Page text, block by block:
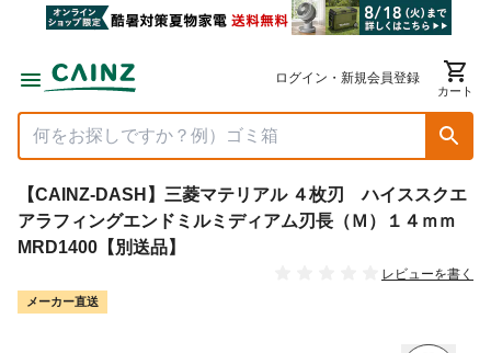
ログイン・新規会員登録
カート
【CAINZ-DASH】三菱マテリアル ４枚刃 ハイススクエ
アラフィングエンドミルミディアム刃長（Ｍ）１４ｍｍ
MRD1400【別送品】
レビューを書く
メーカー直送